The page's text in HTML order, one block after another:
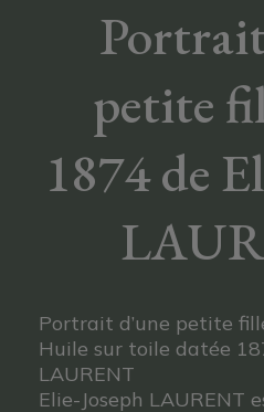
petite
1874 de
Portrait d’une petite
Huile sur toile datée
LAURENT
Elie-Joseph LAURENT